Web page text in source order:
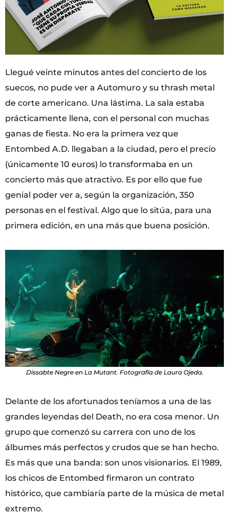
Llegué veinte minutos antes del concierto de los
suecos, no pude ver a Automuro y su thrash metal
de corte americano. Una lástima. La sala estaba
prácticamente llena, con el personal con muchas
ganas de fiesta. No era la primera vez que
Entombed A.D. llegaban a la ciudad, pero el precio
(únicamente 10 euros) lo transformaba en un
concierto más que atractivo. Es por ello que fue
genial poder ver a, según la organización, 350
personas en el festival. Algo que lo sitúa, para una
primera edición, en una más que buena posición.
Dissabte Negre en La Mutant. Fotografía de Laura Ojeda.
Delante de los afortunados teníamos a una de las
grandes leyendas del Death, no era cosa menor. Un
grupo que comenzó su carrera con uno de los
álbumes más perfectos y crudos que se han hecho.
Es más que una banda: son unos visionarios. El 1989,
los chicos de Entombed firmaron un contrato
histórico, que cambiaría parte de la música de metal
extremo.